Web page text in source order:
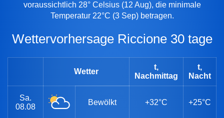
voraussichtlich 28° Celsius (12 Aug), die minimale
Temperatur 22°C (3 Sep) betragen.
Wettervorhersage Riccione 30 tage
Wetter
t,
Nachmittag
t,
Nacht
Sa.
08.08
Bewölkt +32°C +25°C